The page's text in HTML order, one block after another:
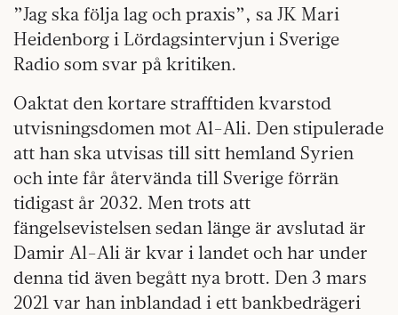
”Jag ska följa lag och praxis”, sa JK Mari
Heidenborg i Lördagsintervjun i Sverige
Radio som svar på kritiken.
Oaktat den kortare strafftiden kvarstod
utvisningsdomen mot Al-Ali. Den stipulerade
att han ska utvisas till sitt hemland Syrien
och inte får återvända till Sverige förrän
tidigast år 2032. Men trots att
fängelsevistelsen sedan länge är avslutad är
Damir Al-Ali är kvar i landet och har under
denna tid även begått nya brott. Den 3 mars
2021 var han inblandad i ett bankbedrägeri